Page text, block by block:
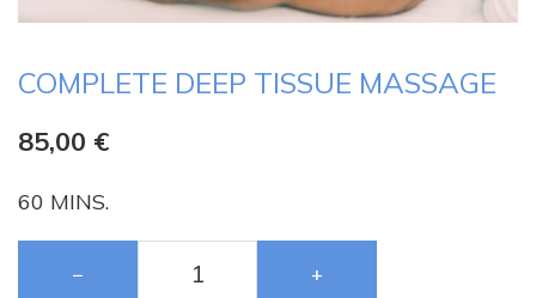
COMPLETE DEEP TISSUE MASSAGE
85,00 €
60 MINS.
− +